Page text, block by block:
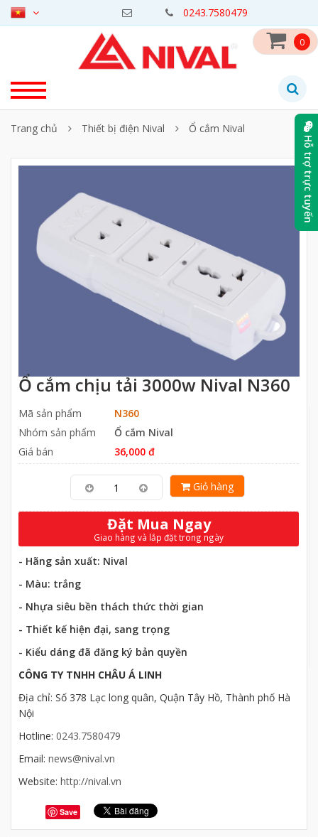
0243.7580479
0
Trang chủ Thiết bị điện Nival Ổ cắm Nival
Ổ cắm chịu tải 3000w Nival N360
Mã sản phẩm
N360
Nhóm sản phẩm
Ổ cắm Nival
Giá bán
36,000 đ
Giỏ hàng
Đặt Mua Ngay
Giao hàng và lắp đặt trong ngày
- Hãng sản xuất: Nival
- Màu: trắng
- Nhựa siêu bền thách thức thời gian
- Thiết kế hiện đại, sang trọng
- Kiểu dáng đã đăng ký bản quyền
CÔNG TY TNHH CHÂU Á LINH
Địa chỉ: Số 378 Lạc long quân, Quận Tây Hồ, Thành phố Hà
Nội
Hotline: 0243.7580479
Email: news@nival.vn
Website: http://nival.vn
Save
Hỗ trợ trực tuyến